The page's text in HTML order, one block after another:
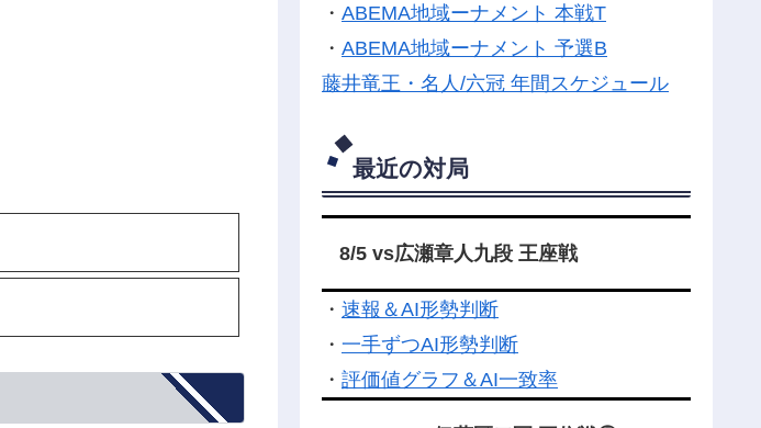
・ ABEMA地域ーナメント 本戦T
・ ABEMA地域ーナメント 予選B
藤井竜王・名人/六冠 年間スケジュール
最近の対局
8/5 vs広瀬章人九段 王座戦
・ 速報＆AI形勢判断
・ 一手ずつAI形勢判断
・ 評価値グラフ＆AI一致率